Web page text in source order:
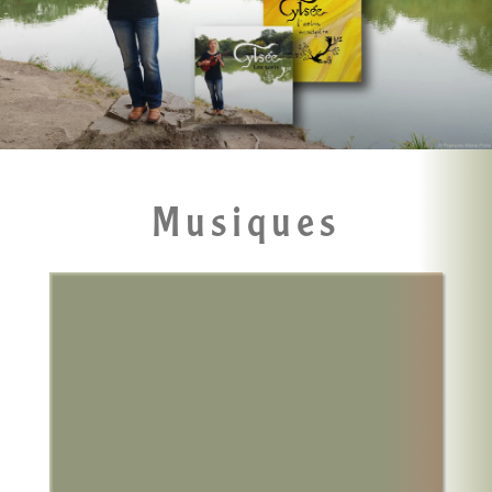
Musiques